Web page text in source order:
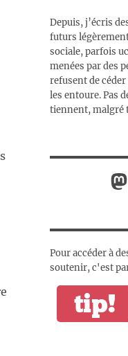
Depuis, j’écris
futurs
sociale, parfois
menées par des
refusent de
les entoure. Pas
tiennent, malgré
Pour accéder à
soutenir, c'est
tip!